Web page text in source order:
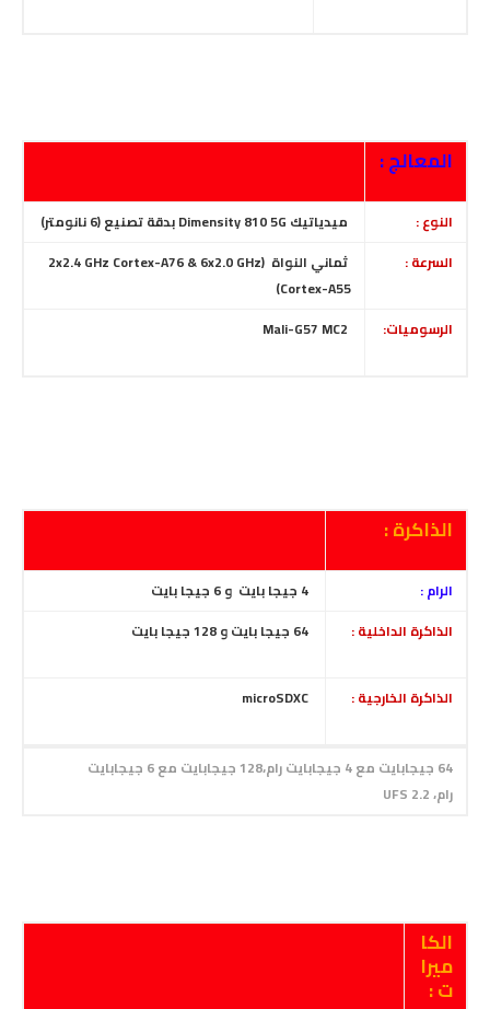
المعالج :
النوع : ميدياتيك Dimensity 810 5G
بدقة تصنيع (6 نانومتر)
السرعة :
ثماني النواة (2x2.4 GHz Cortex-A76 & 6x2.0 GHz
Cortex-A55)
الرسوميات:
Mali-G57 MC2
الذاكرة :
الرام : 4 جيجا بايت
و 6 جيجا بايت
الذاكرة الداخلية :
64 جيجا بايت و 128 جيجا بايت
الذاكرة الخارجية :
64 جيجابايت مع 4 جيجابايت رام،128 جيجابايت مع 6 جيجابايت
رام، UFS 2.2
الكا
ميرا
ت :